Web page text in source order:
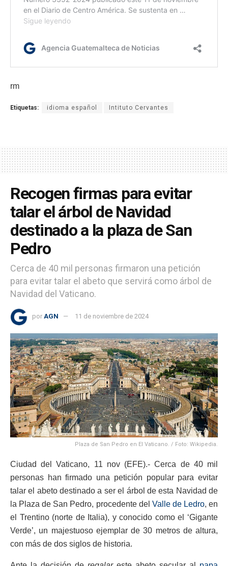
rm
Etiquetas: idioma español Intituto Cervantes
Recogen firmas para evitar
talar el árbol de Navidad
destinado a la plaza de San
Pedro
Cerca de 40 mil personas firmaron una petición
para evitar talar el abeto que servirá como árbol de
Navidad del Vaticano.
por AGN 11 de noviembre de 2024
Plaza de San Pedro en El Vaticano. / Foto: Wikipedia.
Ciudad del Vaticano, 11 nov (EFE).- Cerca de 40 mil
personas han firmado una petición popular para evitar
talar el abeto destinado a ser el árbol de esta Navidad de
la Plaza de San Pedro, procedente del Valle de Ledro, en
el Trentino (norte de Italia), y conocido como el ‘Gigante
Verde’, un majestuoso ejemplar de 30 metros de altura,
con más de dos siglos de historia.